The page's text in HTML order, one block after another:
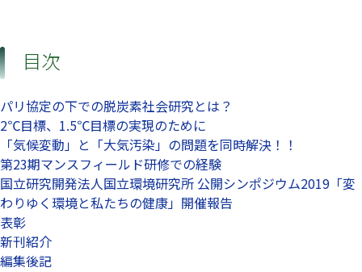
目次
パリ協定の下での脱炭素社会研究とは？
2℃目標、1.5℃目標の実現のために
「気候変動」と「大気汚染」の問題を同時解決！！
第23期マンスフィールド研修での経験
国立研究開発法人国立環境研究所 公開シンポジウム2019「変
わりゆく環境と私たちの健康」開催報告
表彰
新刊紹介
編集後記